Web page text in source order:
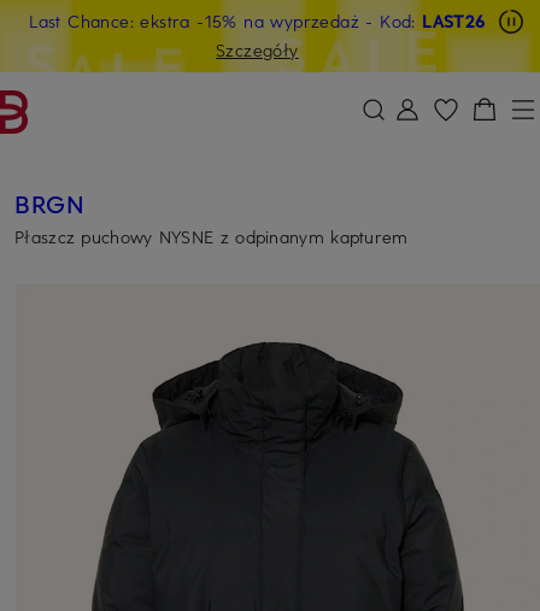
PRZEJDŹ DO GŁÓWNEJ TREŚCI PRZEJDŹ DO WYSZUKIWANIA
Last Chance: ekstra -15% na wyprzedaż - Kod: LAST26
Szczegóły
BRGN
Płaszcz puchowy NYSNE z odpinanym kapturem